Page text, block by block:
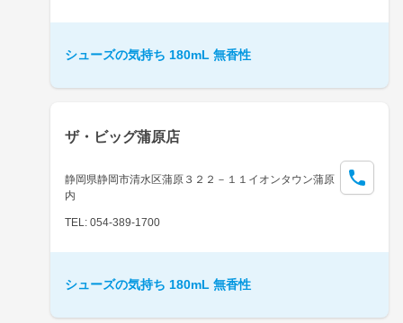
シューズの気持ち 180mL 無香性
ザ・ビッグ蒲原店
静岡県静岡市清水区蒲原３２２－１１イオンタウン蒲原
内
TEL: 054-389-1700
シューズの気持ち 180mL 無香性